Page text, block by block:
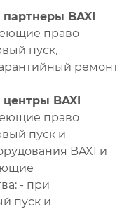
BAXI
право
пуск,
ремонт
BAXI
право
пуск и
BAXI и
- при
пуск и